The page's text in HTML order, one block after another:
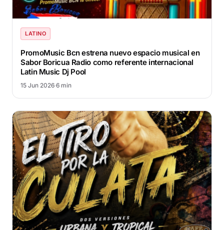
LATINO
PromoMusic Bcn estrena nuevo espacio musical en
Sabor Boricua Radio como referente internacional
Latin Music Dj Pool
15 Jun 2026·6 min